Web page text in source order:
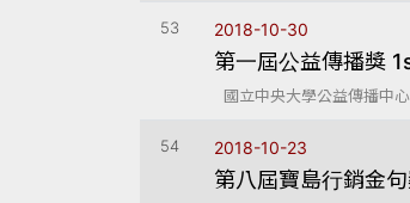
53 2018-10-30
第一屆公益傳播獎
國立中央大學公益傳播中
54 2018-10-23
第八屆寶島行銷金